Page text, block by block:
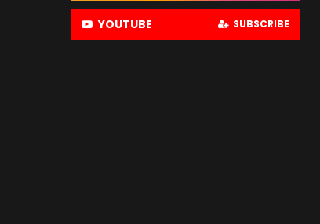
YOUTUBE SUBSCRIBE